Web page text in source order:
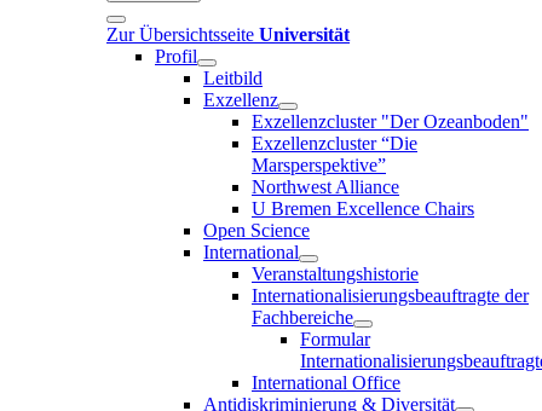
Zur Übersichtsseite Universität
Profil
Leitbild
Exzellenz
Exzellenzcluster "Der Ozeanboden"
Exzellenzcluster “Die
Marsperspektive”
Northwest Alliance
U Bremen Excellence Chairs
Open Science
International
Veranstaltungshistorie
Internationalisierungsbeauftragte der
Fachbereiche
Formular
International Office
Antidiskriminierung & Diversität